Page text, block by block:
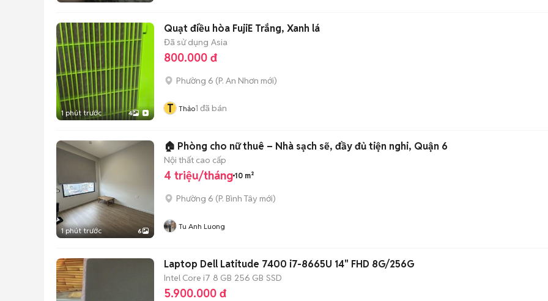
1 phút trước 4
Quạt điều hòa FujiE Trắng, Xanh lá
Đã sử dụng Asia
800.000 đ
Phường 6 (P. An Nhơn mới)
T Thảo1 đã bán
1 phút trước 6
🏠 Phòng cho nữ thuê – Nhà sạch sẽ, đầy đủ tiện nghi, Quận 6
Nội thất cao cấp
4 triệu/tháng 10 m²
Phường 6 (P. Bình Tây mới)
Tu Anh Luong
Laptop Dell Latitude 7400 i7-8665U 14" FHD 8G/256G
Intel Core i7 8 GB 256 GB SSD
5.900.000 đ